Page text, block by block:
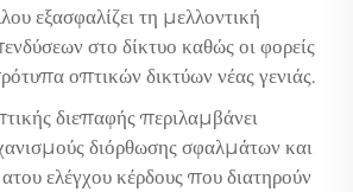
εξασφαλίζει τη μελλοντική
στο δίκτυο καθώς οι φορείς
οπτικών δικτύων νέας γενιάς.
διεπαφής περιλαμβάνει
διόρθωσης σφαλμάτων και
ελέγχου κέρδους που διατηρούν